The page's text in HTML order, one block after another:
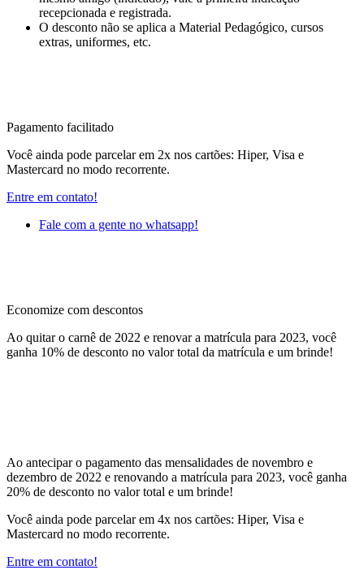
recepcionada e registrada.
O desconto não se aplica a Material Pedagógico, cursos
extras, uniformes, etc.
Pagamento facilitado
Você ainda pode parcelar em 2x nos cartões: Hiper, Visa e
Mastercard no modo recorrente.
Entre em contato!
Fale com a gente no whatsapp!
Economize com descontos
Ao quitar o carnê de 2022 e renovar a matrícula para 2023, você
ganha 10% de desconto no valor total da matrícula e um brinde!
Ao antecipar o pagamento das mensalidades de novembro e
dezembro de 2022 e renovando a matrícula para 2023, você ganha
20% de desconto no valor total e um brinde!
Você ainda pode parcelar em 4x nos cartões: Hiper, Visa e
Mastercard no modo recorrente.
Entre em contato!